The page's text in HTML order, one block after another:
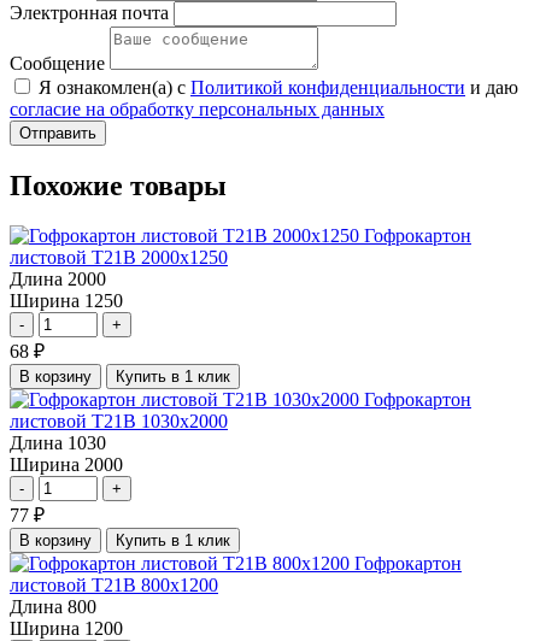
Электронная почта
Сообщение
Я ознакомлен(а) с Политикой конфиденциальности и даю
согласие на обработку персональных данных
Отправить
Похожие товары
Гофрокартон
листовой Т21В 2000х1250
Длина 2000
Ширина 1250
- +
68 ₽
В корзину Купить в 1 клик
Гофрокартон
листовой Т21В 1030х2000
Длина 1030
Ширина 2000
- +
77 ₽
В корзину Купить в 1 клик
Гофрокартон
листовой Т21В 800х1200
Длина 800
Ширина 1200